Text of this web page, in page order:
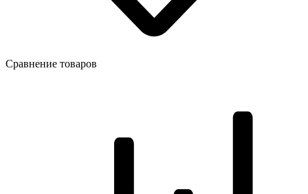
Сравнение товаров